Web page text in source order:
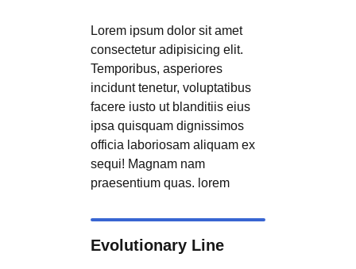
Lorem ipsum dolor sit amet
consectetur adipisicing elit.
Temporibus, asperiores
incidunt tenetur, voluptatibus
facere iusto ut blanditiis eius
ipsa quisquam dignissimos
officia laboriosam aliquam ex
sequi! Magnam nam
praesentium quas. lorem
Evolutionary Line